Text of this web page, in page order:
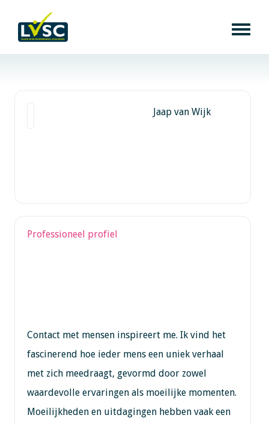
Jaap van Wijk
Professioneel profiel
Contact met mensen inspireert me. Ik vind het
fascinerend hoe ieder mens een uniek verhaal
met zich meedraagt, gevormd door zowel
waardevolle ervaringen als moeilijke momenten.
Moeilijkheden en uitdagingen hebben vaak een